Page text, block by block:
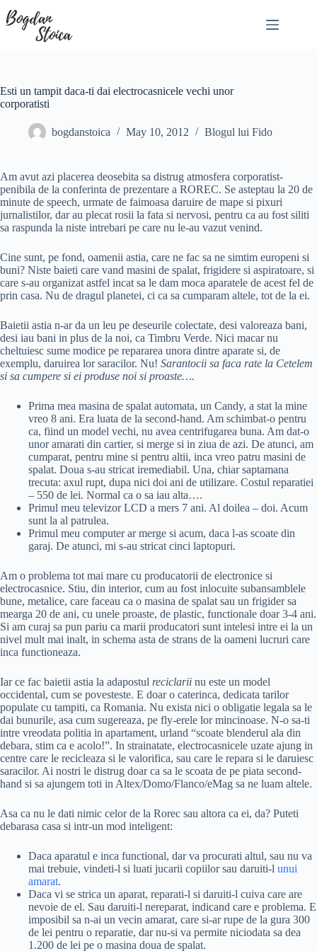
to
content
Esti un tampit daca-ti dai electrocasnicele vechi unor
corporatisti
bogdanstoica May 10, 2012 Blogul lui Fido
Am avut azi placerea deosebita sa distrug atmosfera corporatist-
penibila de la conferinta de prezentare a ROREC. Se asteptau la 20 de
minute de speech, urmate de faimoasa daruire de mape si pixuri
jurnalistilor, dar au plecat rosii la fata si nervosi, pentru ca au fost siliti
sa raspunda la niste intrebari pe care nu le-au vazut venind.
Cine sunt, pe fond, oamenii astia, care ne fac sa ne simtim europeni si
buni? Niste baieti care vand masini de spalat, frigidere si aspiratoare, si
care s-au organizat astfel incat sa le dam moca aparatele de acest fel de
prin casa. Nu de dragul planetei, ci ca sa cumparam altele, tot de la ei.
Baietii astia n-ar da un leu pe deseurile colectate, desi valoreaza bani,
desi iau bani in plus de la noi, ca Timbru Verde. Nici macar nu
cheltuiesc sume modice pe repararea unora dintre aparate si, de
exemplu, daruirea lor saracilor. Nu! Sarantocii sa faca rate la Cetelem
si sa cumpere si ei produse noi si proaste….
Prima mea masina de spalat automata, un Candy, a stat la mine
vreo 8 ani. Era luata de la second-hand. Am schimbat-o pentru
ca, fiind un model vechi, nu avea centrifugarea buna. Am dat-o
unor amarati din cartier, si merge si in ziua de azi. De atunci, am
cumparat, pentru mine si pentru altii, inca vreo patru masini de
spalat. Doua s-au stricat iremediabil. Una, chiar saptamana
trecuta: axul rupt, dupa nici doi ani de utilizare. Costul reparatiei
– 550 de lei. Normal ca o sa iau alta….
Primul meu televizor LCD a mers 7 ani. Al doilea – doi. Acum
sunt la al patrulea.
Primul meu computer ar merge si acum, daca l-as scoate din
garaj. De atunci, mi s-au stricat cinci laptopuri.
Am o problema tot mai mare cu producatorii de electronice si
electrocasnice. Stiu, din interior, cum au fost inlocuite subansamblele
bune, metalice, care faceau ca o masina de spalat sau un frigider sa
mearga 20 de ani, cu unele proaste, de plastic, functionale doar 3-4 ani.
Si am curaj sa pun pariu ca marii producatori sunt intelesi intre ei la un
nivel mult mai inalt, in schema asta de strans de la oameni lucruri care
inca functioneaza.
Iar ce fac baietii astia la adapostul reciclarii nu este un model
occidental, cum se povesteste. E doar o caterinca, dedicata tarilor
populate cu tampiti, ca Romania. Nu exista nici o obligatie legala sa le
dai bunurile, asa cum sugereaza, pe fly-erele lor mincinoase. N-o sa-ti
intre vreodata politia in apartament, urland “scoate blenderul ala din
debara, stim ca e acolo!”. In strainatate, electrocasnicele uzate ajung in
centre care le recicleaza si le valorifica, sau care le repara si le daruiesc
saracilor. Ai nostri le distrug doar ca sa le scoata de pe piata second-
hand si sa ajungem toti in Altex/Domo/Flanco/eMag sa ne luam altele.
Asa ca nu le dati nimic celor de la Rorec sau altora ca ei, da? Puteti
debarasa casa si intr-un mod inteligent:
Daca aparatul e inca functional, dar va procurati altul, sau nu va
mai trebuie, vindeti-l si luati jucarii copiilor sau daruiti-l unui
amarat.
Daca vi se strica un aparat, reparati-l si daruiti-l cuiva care are
nevoie de el. Sau daruiti-l nereparat, indicand care e problema. E
imposibil sa n-ai un vecin amarat, care si-ar rupe de la gura 300
de lei pentru o reparatie, dar nu-si va permite niciodata sa dea
1.200 de lei pe o masina doua de spalat.